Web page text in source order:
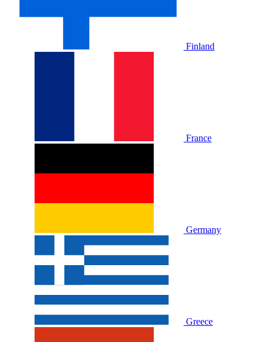
Finland
France
Germany
Greece